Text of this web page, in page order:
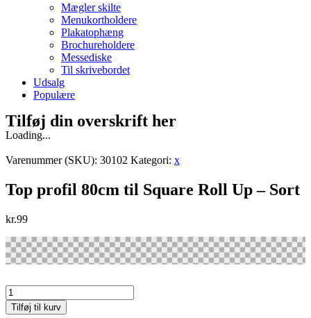
Mægler skilte
Menukortholdere
Plakatophæng
Brochureholdere
Messediske
Til skrivebordet
Udsalg
Populære
Tilføj din overskrift her
Loading...
Varenummer (SKU): 30102 Kategori: x
Top profil 80cm til Square Roll Up – Sort
kr.99
Top
profil
80cm
Tilføj til kurv